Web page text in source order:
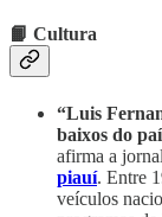
📙 Cultura
“Luis
baixos do
afirma a
piauí. Entre
veículos